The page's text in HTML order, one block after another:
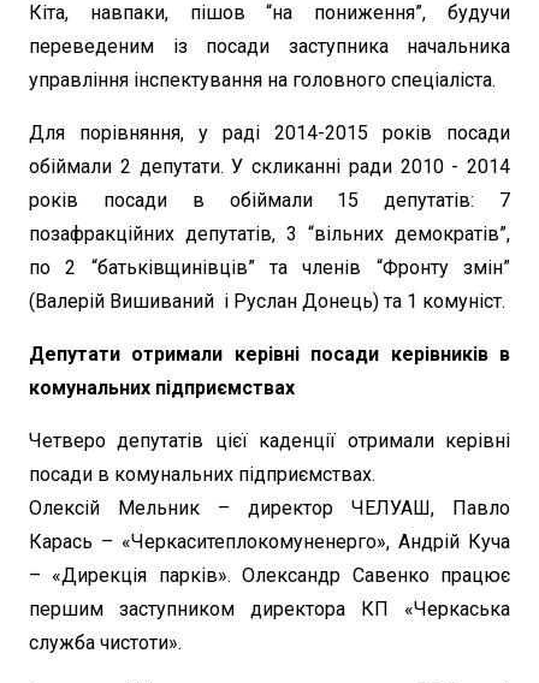
Кіта, навпаки, пішов “на пониження”, будучи
переведеним із посади заступника начальника
управління інспектування на головного спеціаліста.
Для порівняння, у раді 2014-2015 років посади
обіймали 2 депутати. У скликанні ради 2010 - 2014
років посади в обіймали 15 депутатів: 7
позафракційних депутатів, 3 “вільних демократів”,
по 2 “батьківщинівців” та членів “Фронту змін”
(Валерій Вишиваний і Руслан Донець) та 1 комуніст.
Депутати отримали керівні посади керівників в
комунальних підприємствах
Четверо депутатів цієї каденції отримали керівні
посади в комунальних підприємствах.
Олексій Мельник – директор ЧЕЛУАШ, Павло
Карась – «Черкаситеплокомуненерго», Андрій Куча
– «Дирекція парків». Олександр Савенко працює
першим заступником директора КП «Черкаська
служба чистоти».